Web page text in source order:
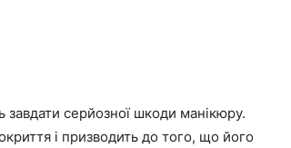
серйозної шкоди манікюру.
і призводить до того, що його